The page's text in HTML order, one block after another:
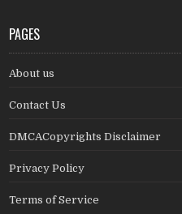
PAGES
About us
Contact Us
DMCACopyrights Disclaimer
Privacy Policy
Terms of Service